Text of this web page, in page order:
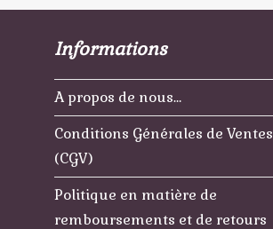
Informations
A propos de nous…
Conditions Générales de Ventes
(CGV)
Politique en matière de
remboursements et de retours